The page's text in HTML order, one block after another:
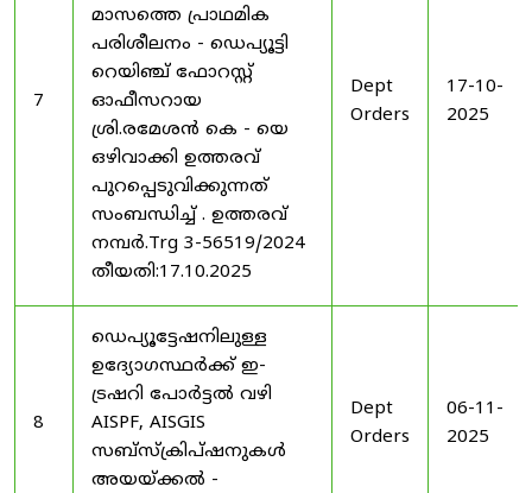
7
മാസത്തെ പ്രാഥമിക
പരിശീലനം - ഡെപ്യൂട്ടി
റെയിഞ്ച് ഫോറസ്റ്റ്
ഓഫീസറായ
ശ്രി.രമേശൻ കെ - യെ
ഒഴിവാക്കി ഉത്തരവ്
പുറപ്പെടുവിക്കുന്നത്
സംബന്ധിച്ച് . ഉത്തരവ്
നമ്പർ.Trg 3-56519/2024
തീയതി:17.10.2025
Dept
Orders
17-10-
2025
8
ഡെപ്യൂട്ടേഷനിലുള്ള
ഉദ്യോഗസ്ഥർക്ക് ഇ-
ട്രഷറി പോർട്ടൽ വഴി
AISPF, AISGIS
സബ്‌സ്‌ക്രിപ്‌ഷനുകൾ
അയയ്ക്കൽ -
Dept
Orders
06-11-
2025